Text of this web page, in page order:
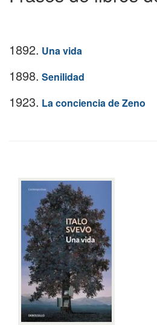
1892. Una vida
1898. Senilidad
1923. La conciencia de Zeno